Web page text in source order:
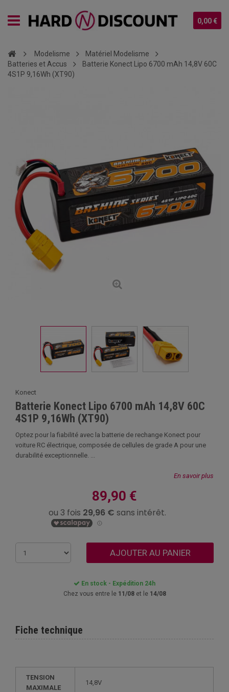
0,00 €
Modelisme
Matériel Modelisme
Batteries et Accus
Batterie Konect Lipo 6700 mAh 14,8V 60C
4S1P 9,16Wh (XT90)
Konect
Batterie Konect Lipo 6700 mAh 14,8V 60C
4S1P 9,16Wh (XT90)
Optez pour la fiabilité avec la batterie de rechange Konect pour
voiture RC électrique, composée de cellules de grade A pour une
durabilité exceptionnelle. ...
En savoir plus
89,90 €
AJOUTER AU PANIER
En stock - Expédition 24h
Chez vous entre le 11/08et le 14/08
Fiche technique
TENSION
MAXIMALE
14,8V